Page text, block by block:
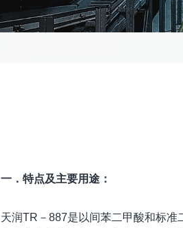
一．特点及主要用途：
天润TR－887是以间苯二甲酸和标准